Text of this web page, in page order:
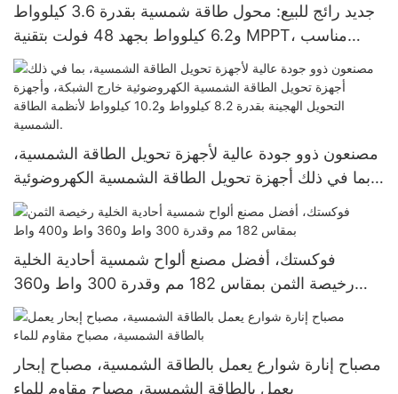
جديد رائج للبيع: محول طاقة شمسية بقدرة 3.6 كيلوواط
و6.2 كيلوواط بجهد 48 فولت بتقنية MPPT، مناسب
مصنعون ذوو جودة عالية لأجهزة تحويل الطاقة الشمسية،
بما في ذلك أجهزة تحويل الطاقة الشمسية الكهروضوئية
خارج الشبكة، وأجهزة التحويل الهجينة بقدرة 8.2 كيلوواط
و10.2 كيلوواط لأنظمة الطاقة الشمسية.
فوكستك، أفضل مصنع ألواح شمسية أحادية الخلية
رخيصة الثمن بمقاس 182 مم وقدرة 300 واط و360
واط و400 واط
مصباح إنارة شوارع يعمل بالطاقة الشمسية، مصباح إبحار
يعمل بالطاقة الشمسية، مصباح مقاوم للماء